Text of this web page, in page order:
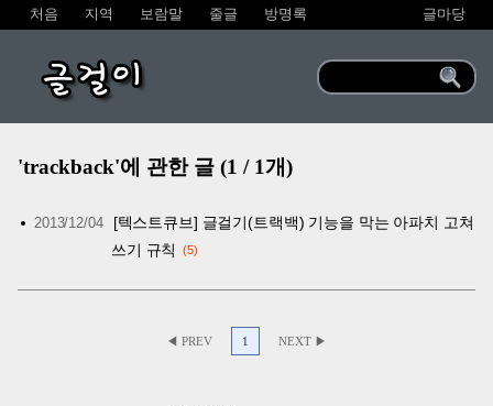
처음 지역 보람말 줄글 방명록 글마당
글걸이
'trackback'에 관한 글 (1 / 1개)
2013/12/04
[텍스트큐브] 글걸기(트랙백) 기능을 막는 아파치 고쳐
쓰기 규칙
5
◀ PREV 1 NEXT ▶